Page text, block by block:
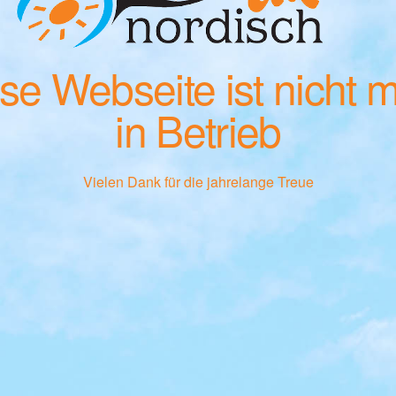
Webseite ist nicht
in Betrieb
Vielen Dank für die jahrelange Treue